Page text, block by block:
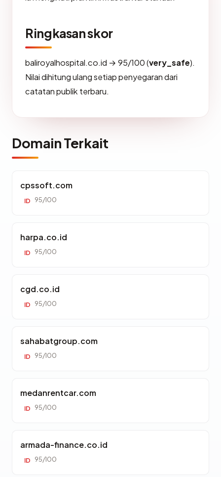
Ringkasan skor
baliroyalhospital.co.id → 95/100 (very_safe).
Nilai dihitung ulang setiap penyegaran dari
catatan publik terbaru.
Domain Terkait
cpssoft.com
ID 95/100
harpa.co.id
ID 95/100
cgd.co.id
ID 95/100
sahabatgroup.com
ID 95/100
medanrentcar.com
ID 95/100
armada-finance.co.id
ID 95/100